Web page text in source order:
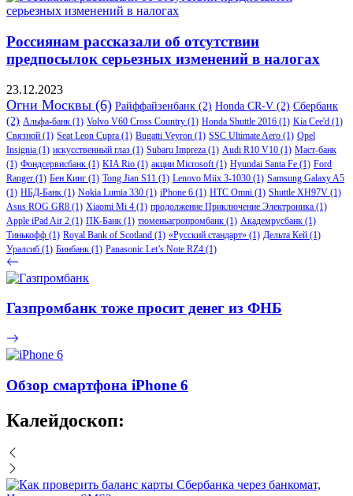
Россиянам рассказали об отсутствии
предпосылок серьезных изменений в налогах
23.12.2023
Огни Москвы (6) Райффайзенбанк (2) Honda CR-V (2) Сбербанк
(2) Альфа-банк (1) Volvo V60 Cross Country (1) Honda Shuttle 2016 (1) Kia Cee'd (1)
Связной (1) Seat Leon Cupra (1) Bugatti Veyron (1) SSC Ultimate Aero (1) Opel
Insignia (1) искусственный глаз (1) Subaru Impreza (1) Audi R10 V10 (1) Маст-банк
(1) Фондсервисбанк (1) KIA Rio (1) акции Microsoft (1) Hyundai Santa Fe (1) Ford
Ranger (1) Бен Кинг (1) Tong Jian S11 (1) Lenovo Miix 3-1030 (1) Samsung Galaxy A5
(1) НБД-Банк (1) Nokia Lumia 330 (1) iPhone 6 (1) HTC Omni (1) Shuttle XH97V (1)
Asus ROG GR8 (1) Xiaomi Mi 4 (1) продолжение Приключение Электроника (1)
Apple iPad Air 2 (1) ПК-Банк (1) тюменьагропромбанк (1) Академрусбанк (1)
Тинькофф (1) Royal Bank of Scotland (1) «Русский стандарт» (1) Дельта Кей (1)
Уралсиб (1) Бинбанк (1) Panasonic Let’s Note RZ4 (1)
Газпромбанк тоже просит денег из ФНБ
Обзор смартфона iPhone 6
Калейдоскоп: